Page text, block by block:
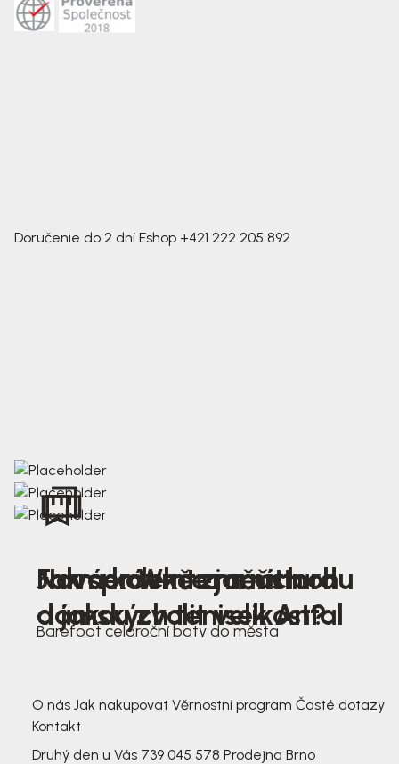
Doručenie do 2 dní Eshop +421 222 205 892
Nová kolekce jarních
dámských tenisek Antal
Jak správně změřit nohu
a jakou zvolit velikost?
Farmer Winter mustard
Barefoot celoroční boty do města
O nás Jak nakupovat Věrnostní program Časté dotazy
Kontakt
Druhý den u Vás 739 045 578 Prodejna Brno